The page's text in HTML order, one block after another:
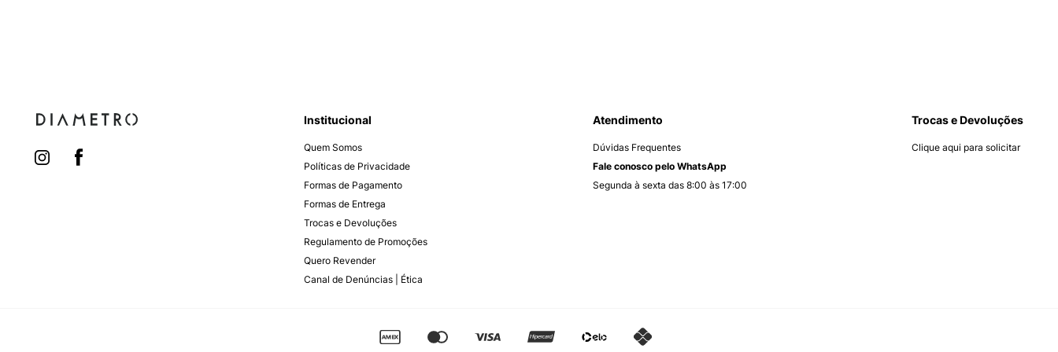
Institucional
Quem Somos
Políticas de Privacidade
Formas de Pagamento
Formas de Entrega
Trocas e Devoluções
Regulamento de Promoções
Quero Revender
Canal de Denúncias | Ética
Atendimento
Dúvidas Frequentes
Fale conosco pelo WhatsApp
Segunda à sexta das 8:00 às 17:00
Trocas e Devoluções
Clique aqui para solicitar